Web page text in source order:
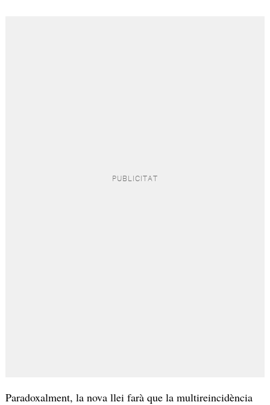
Paradoxalment, la nova llei farà que la multireincidència